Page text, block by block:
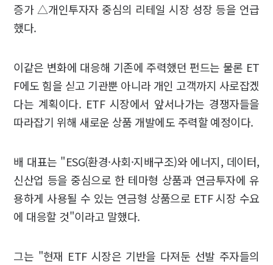
증가 △개인투자자 중심의 리테일 시장 성장 등을 언급
했다.
이같은 변화에 대응해 기존에 주력했던 펀드는 물론 ET
F에도 힘을 싣고 기관뿐 아니라 개인 고객까지 사로잡겠
다는 계획이다. ETF 시장에서 앞서나가는 경쟁자들을
따라잡기 위해 새로운 상품 개발에도 주력할 예정이다.
배 대표는 "ESG(환경·사회·지배구조)와 에너지, 데이터,
신산업 등을 중심으로 한 테마형 상품과 연금투자에 유
용하게 사용될 수 있는 연금형 상품으로 ETF 시장 수요
에 대응할 것"이라고 말했다.
그는 "현재 ETF 시장은 기반을 다져둔 선발 주자들의